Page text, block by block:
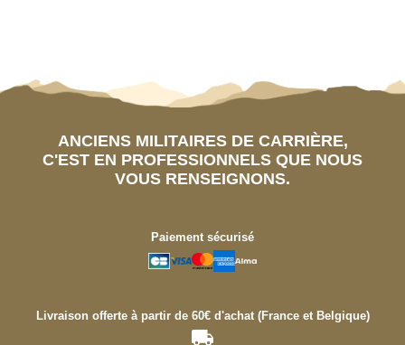
ANCIENS MILITAIRES DE CARRIÈRE,
C'EST EN PROFESSIONNELS QUE NOUS
VOUS RENSEIGNONS.
Paiement sécurisé
Livraison offerte à partir de 60€ d'achat (France et Belgique)